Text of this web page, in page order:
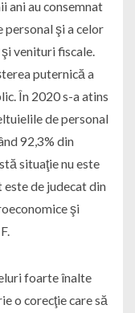
ani au consemnat
şi a celor
venituri fiscale.
puternică a
În 2020 s-a atins
de personal
92,3% din
situaţie nu este
de judecat din
şi
foarte înalte
o corecţie care să